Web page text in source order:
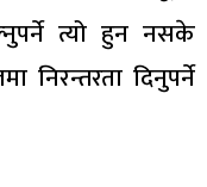
त्यो हुन नसके
निरन्तरता दिनुपर्ने